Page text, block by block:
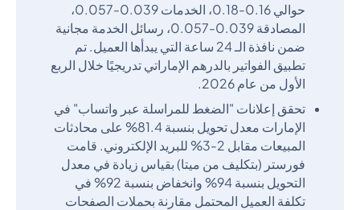
حوالي 0.16-0.18، الخدمات 0.039-0.057،
المصادقة 0.039-0.057، رسائل الخدمة مجانية
ضمن نافذة الـ 24 ساعة التي يبدأها العميل. تم
تطبيق الفواتير بالدرهم الإماراتي تدريجيًا خلال الربع
الأول من عام 2026.
تحقق إعلانات "الضغط للمراسلة عبر واتساب" في
الإمارات معدل تحويل بنسبة 81.4% على محادثات
المبيعات مقابل 2-3% للبريد الإلكتروني. قامت
فورستر (بتكليف من ميتا) بقياس زيادة في معدل
التحويل بنسبة 94% وانخفاض بنسبة 92% في
تكلفة العميل المحتمل مقارنة بحملات الصفحات